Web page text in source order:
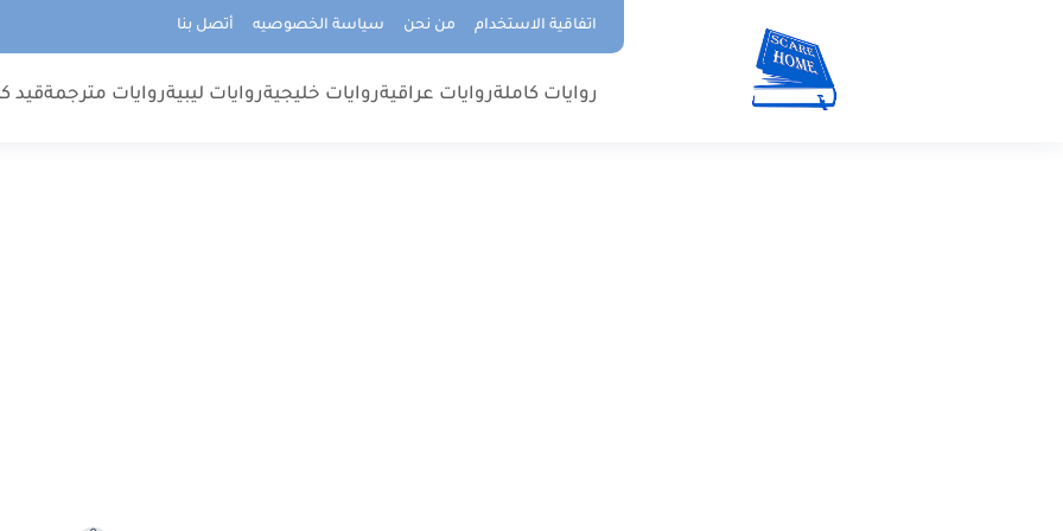
اتفاقية الاستخدام من نحن سياسة الخصوصيه أتصل بنا
روايات كاملةروايات عراقيةروايات خليجيةروايات ليبيةروايات مترجمةقيد